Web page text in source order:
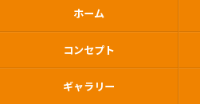
ホーム
コンセプト
ギャラリー